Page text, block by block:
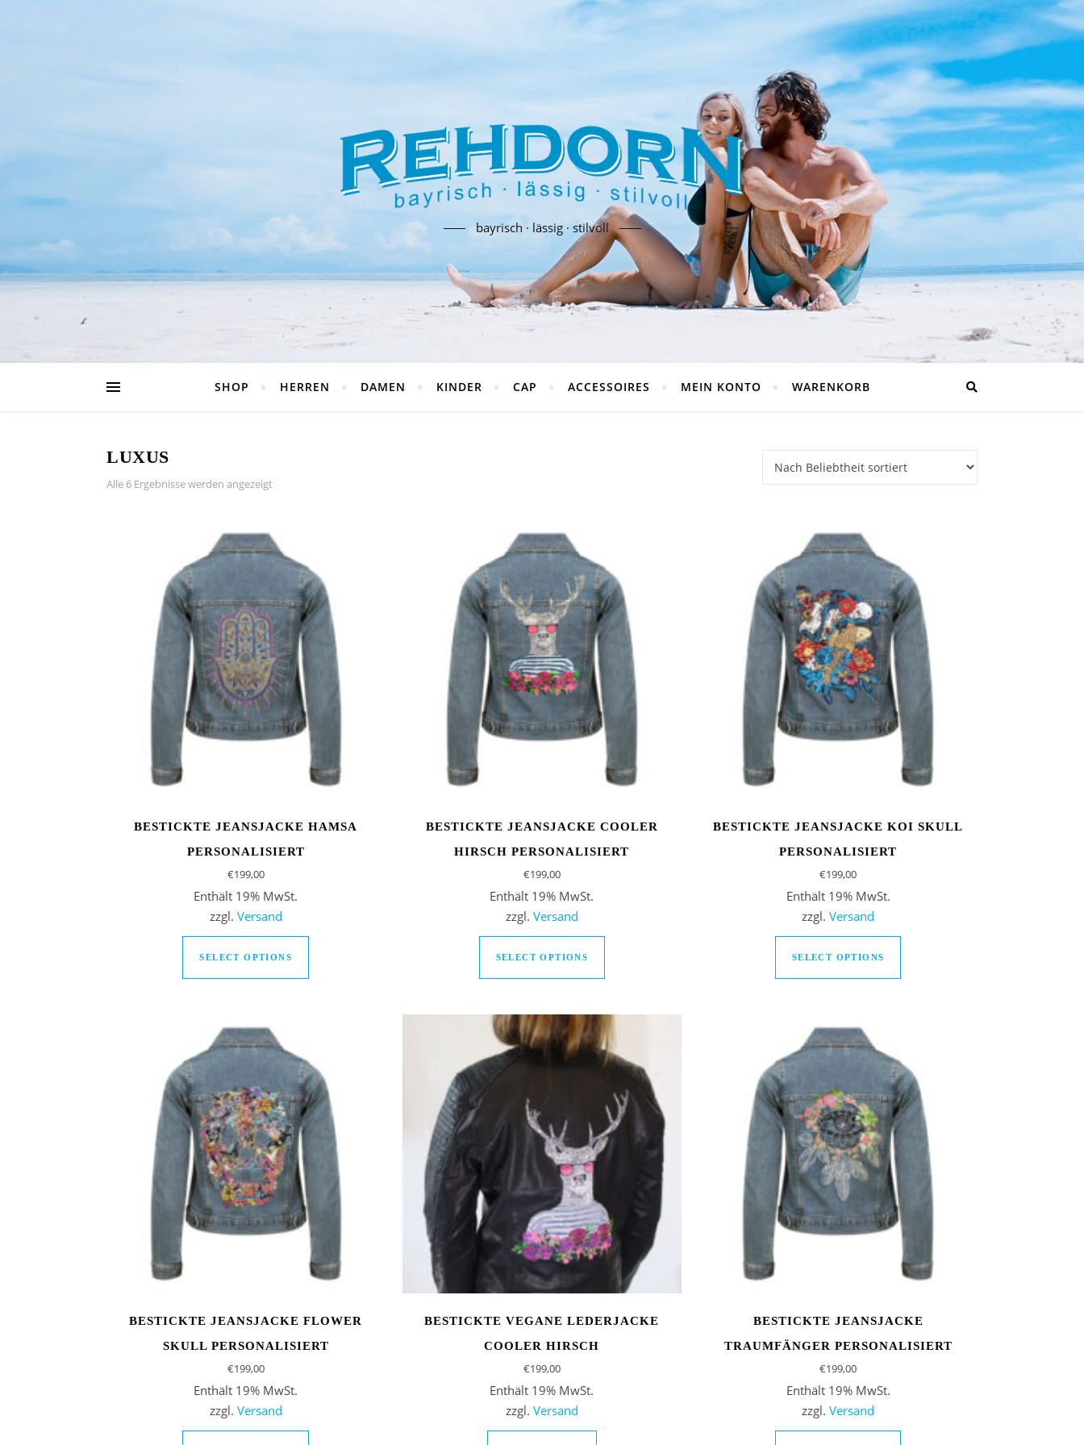
bayrisch · lässig · stilvoll
SHOP HERREN DAMEN KINDER CAP ACCESSOIRES MEIN KONTO WARENKORB
LUXUS
Alle 6 Ergebnisse werden angezeigt
BESTICKTE JEANSJACKE HAMSA
PERSONALISIERT
€199,00
Enthält 19% MwSt.
zzgl. Versand
SELECT OPTIONS
Dieses Produkt weist mehrere Varianten auf. Die Optionen können auf der Produktseite gewählt werden
BESTICKTE JEANSJACKE COOLER
HIRSCH PERSONALISIERT
€199,00
Enthält 19% MwSt.
zzgl. Versand
SELECT OPTIONS
BESTICKTE JEANSJACKE KOI SKULL
PERSONALISIERT
€199,00
Enthält 19% MwSt.
zzgl.Versand
SELECT OPTIONS
BESTICKTE JEANSJACKE FLOWER
SKULL PERSONALISIERT
€199,00
Enthält 19% MwSt.
zzgl. Versand
BESTICKTE VEGANE LEDERJACKE
COOLER HIRSCH
€199,00
Enthält 19% MwSt.
zzgl. Versand
BESTICKTE JEANSJACKE
TRAUMFÄNGER PERSONALISIERT
€199,00
Enthält 19% MwSt.
zzgl.Versand